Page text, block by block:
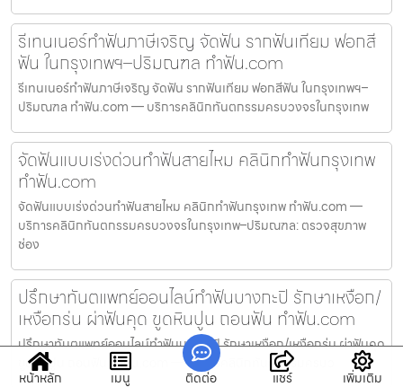
รีเทนเนอร์ทำฟันภาษีเจริญ จัดฟัน รากฟันเทียม ฟอกสี
ฟัน ในกรุงเทพฯ–ปริมณฑล ทำฟัน.com
รีเทนเนอร์ทำฟันภาษีเจริญ จัดฟัน รากฟันเทียม ฟอกสีฟัน ในกรุงเทพฯ–
ปริมณฑล ทำฟัน.com — บริการคลินิกทันตกรรมครบวงจรในกรุงเทพ
จัดฟันแบบเร่งด่วนทำฟันสายไหม คลินิกทำฟันกรุงเทพ
ทำฟัน.com
จัดฟันแบบเร่งด่วนทำฟันสายไหม คลินิกทำฟันกรุงเทพ ทำฟัน.com —
บริการคลินิกทันตกรรมครบวงจรในกรุงเทพ–ปริมณฑล: ตรวจสุขภาพ
ช่อง
ปรึกษาทันตแพทย์ออนไลน์ทำฟันบางกะปิ รักษาเหงือก/
เหงือกร่น ผ่าฟันคุด ขูดหินปูน ถอนฟัน ทำฟัน.com
ปรึกษาทันตแพทย์ออนไลน์ทำฟันบางกะปิ รักษาเหงือก/เหงือกร่น ผ่าฟันคุด
ขูดหินปูน ถอนฟัน ทำฟัน.com — บริการคลินิกทันตกรรมครบว
หน้าหลัก เมนู ติดต่อ แชร์ เพิ่มเติม